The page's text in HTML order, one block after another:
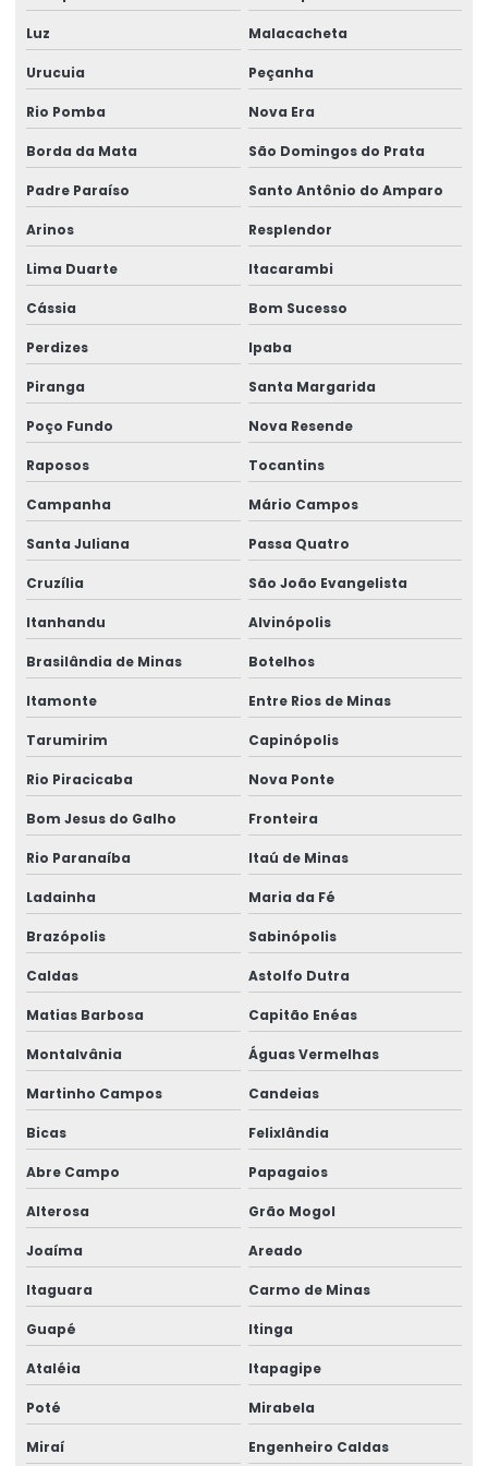
Perícia técnica insalubridade
Perícia técnica de insalubridade e periculosidade
Perícia trabalhista empresarial
Perícia trabalhista insalubridade
Perícias cíveis
Perícias cíveis e judiciais
Perícias clínicas
Perícias médicas e de engenharia
Perícias de postos de trabalho
Perícias trabalhistas
Perícias de verificação de capacidade
Perícias de verificação de incapacidade
Perito de insalubridade
Perito insalubridade e periculosidade
Saúde ocupacional segurança do trabalho
Segurança e medicina do trabalho
Serviço de assessoria sst
Serviço de assistência pericial
Serviço de avaliação ergonômica
Serviço de consultoria em ergonomia
Serviço de perícia judicial
Serviço de perícia médica
Serviço para reinclusão de afastados
Treinamento para comitê de ergonomia
Luz Malacacheta
Urucuia Peçanha
Rio Pomba Nova Era
Borda da Mata São Domingos do Prata
Padre Paraíso Santo Antônio do Amparo
Arinos Resplendor
Lima Duarte Itacarambi
Cássia Bom Sucesso
Perdizes Ipaba
Piranga Santa Margarida
Poço Fundo Nova Resende
Raposos Tocantins
Campanha Mário Campos
Santa Juliana Passa Quatro
Cruzília São João Evangelista
Itanhandu Alvinópolis
Brasilândia de Minas Botelhos
Itamonte Entre Rios de Minas
Tarumirim Capinópolis
Rio Piracicaba Nova Ponte
Bom Jesus do Galho Fronteira
Rio Paranaíba Itaú de Minas
Ladainha Maria da Fé
Brazópolis Sabinópolis
Caldas Astolfo Dutra
Matias Barbosa Capitão Enéas
Montalvânia Águas Vermelhas
Martinho Campos Candeias
Bicas Felixlândia
Abre Campo Papagaios
Alterosa Grão Mogol
Joaíma Areado
Itaguara Carmo de Minas
Guapé Itinga
Ataléia Itapagipe
Poté Mirabela
Miraí Engenheiro Caldas